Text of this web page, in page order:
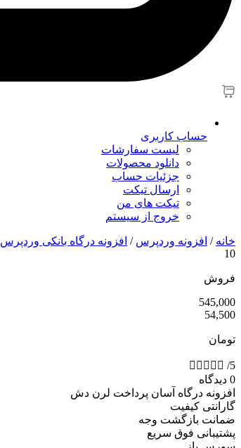
حساب کاربری
لیست سفارشات
دانلود محصولات
جزئیات حساب
ارسال تیکت
تیکت های من
خروج از سیستم
خانه / افزونه وردپرس / افزونه درگاه بانکی وردپرس
10
فروش
545,000
54,500
تومان
     /5
0 دیدگاه
افزونه درگاه آسان پرداخت لرن دش
گارانتی کیفیت
ضمانت بازگشت وجه
پشتیبانی فوق سریع